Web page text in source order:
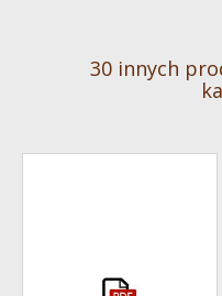
30 innych